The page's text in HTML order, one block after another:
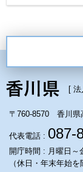
[ 法
〒760-8570 香川県
代表電話 : 087-
開庁時間 : 月曜日～
（休日・年末年始を